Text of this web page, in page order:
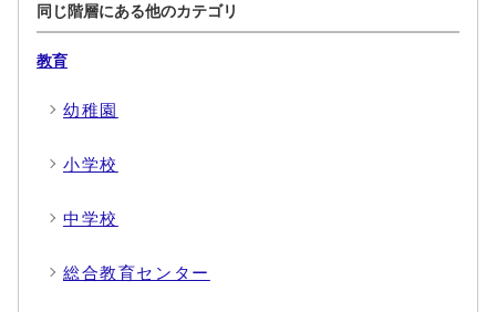
同じ階層にある他のカテゴリ
教育
幼稚園
小学校
中学校
総合教育センター